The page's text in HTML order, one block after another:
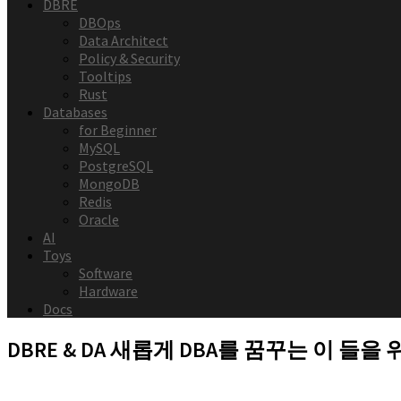
DBRE
DBOps
Data Architect
Policy & Security
Tooltips
Rust
Databases
for Beginner
MySQL
PostgreSQL
MongoDB
Redis
Oracle
AI
Toys
Software
Hardware
Docs
DBRE & DA새롭게 DBA를 꿈꾸는 이 들을